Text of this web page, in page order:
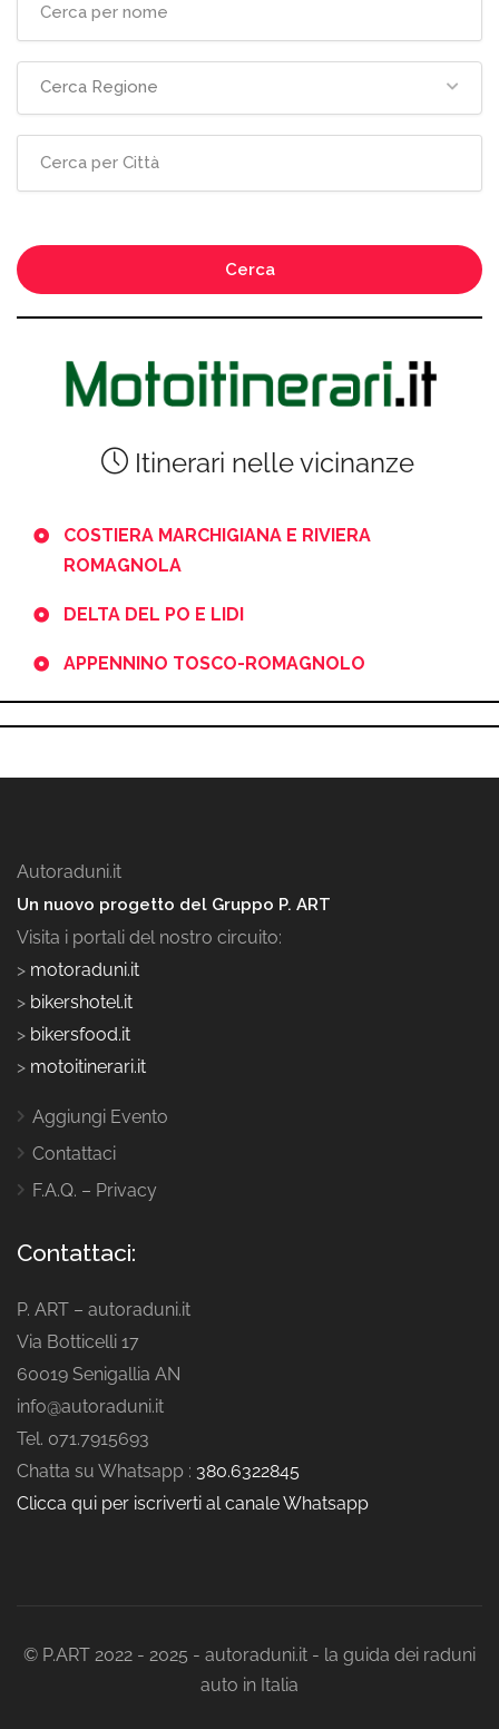
Cerca Regione
Cerca
Itinerari nelle vicinanze
COSTIERA MARCHIGIANA E RIVIERA
ROMAGNOLA
DELTA DEL PO E LIDI
APPENNINO TOSCO-ROMAGNOLO
Autoraduni.it
Un nuovo progetto del Gruppo P. ART
Visita i portali del nostro circuito:
> motoraduni.it
> bikershotel.it
> bikersfood.it
> motoitinerari.it
Aggiungi Evento
Contattaci
F.A.Q. – Privacy
Contattaci:
P. ART – autoraduni.it
Via Botticelli 17
60019 Senigallia AN
info@autoraduni.it
Tel. 071.7915693
Chatta su Whatsapp : 380.6322845
Clicca qui per iscriverti al canale Whatsapp
© P.ART 2022 - 2025 - autoraduni.it - la guida dei raduni
auto in Italia